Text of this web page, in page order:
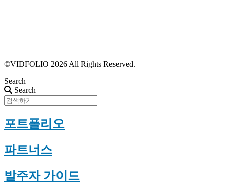
©VIDFOLIO 2026 All Rights Reserved.
Search
Search
포트폴리오
파트너스
발주자 가이드